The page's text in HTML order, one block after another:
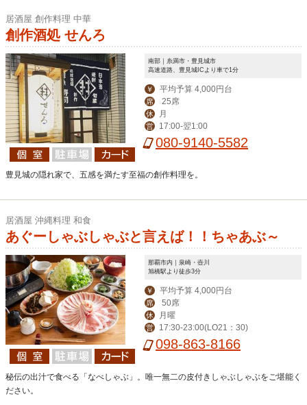
居酒屋 創作料理 中華
創作酒処 せんろ
南部｜糸満市・豊見城市
高速道路、豊見城ICより車で1分
￥ 平均予算 4,000円台
席 25席
休 月
営 17:00-翌1:00
080-9140-5582
豊見城の隠れ家で、五感を満たす至福の創作料理を。
居酒屋 沖縄料理 和食
あぐーしゃぶしゃぶと言えば！！ちゃあぶ～
那覇市内｜泉崎・壺川
旭橋駅より徒歩3分
￥ 平均予算 4,000円台
席 50席
休 月曜
営 17:30-23:00(LO21：30)
098-863-8166
秘伝の出汁で食べる「なべしゃぶ」。唯一無二の皮付きしゃぶしゃぶをご堪能く
ださい。